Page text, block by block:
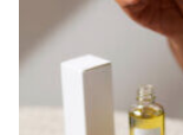
Johnson, B. T.,
to a longer,
health
, 218–226.